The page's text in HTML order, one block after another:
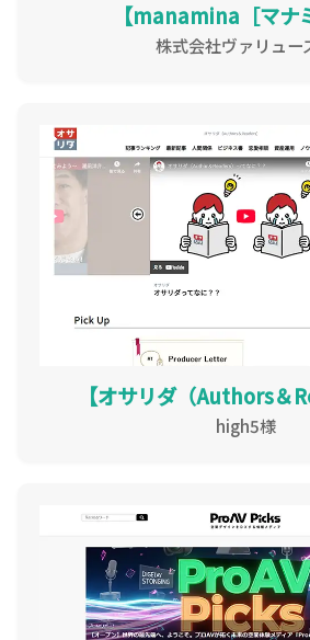
【manamina［マナ
株式会社ヴァリュー
【オサリダ（Authors＆
high5様